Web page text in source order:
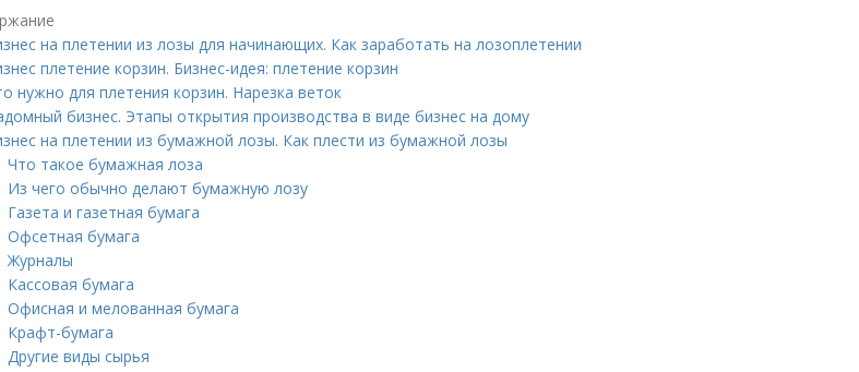
на плетении из лозы для начинающих. Как заработать на лозоплетении
плетение корзин. Бизнес-идея: плетение корзин
нужно для плетения корзин. Нарезка веток
бизнес. Этапы открытия производства в виде бизнес на дому
на плетении из бумажной лозы. Как плести из бумажной лозы
Что такое бумажная лоза
Из чего обычно делают бумажную лозу
Газета и газетная бумага
Офсетная бумага
Журналы
Кассовая бумага
Офисная и мелованная бумага
Крафт-бумага
Другие виды сырья